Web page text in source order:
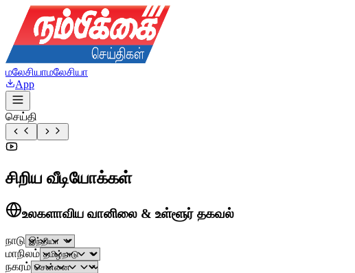
மலேசியாமலேசியா
App
செய்தி
சிறிய வீடியோக்கள்
உலகளாவிய வானிலை & உள்ளூர் தகவல்
நாடு
மாநிலம்
நகரம்